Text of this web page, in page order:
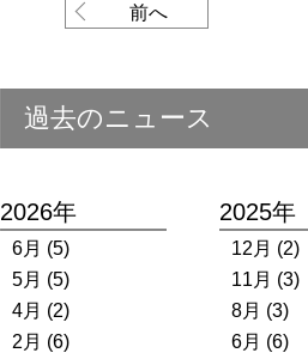
前へ
過去のニュース
2026年
6月 (5)
5月 (5)
4月 (2)
2月 (6)
2025年
12月 (2)
11月 (3)
8月 (3)
6月 (6)